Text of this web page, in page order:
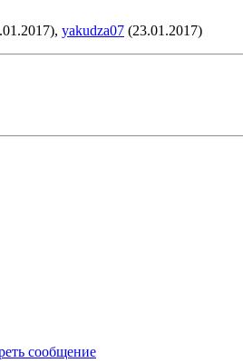
yakudza07 (23.01.2017)